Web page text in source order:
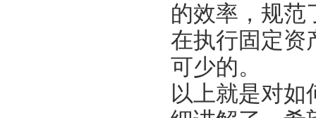
的效率 ， 规范
在执行 固定资
可少的。
以上就是对如